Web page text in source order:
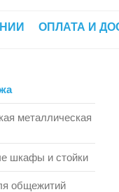
ОПЛАТА И
металлическая
шкафы и стойки
общежитий